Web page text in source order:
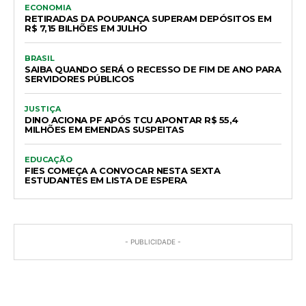
ECONOMIA
RETIRADAS DA POUPANÇA SUPERAM DEPÓSITOS EM
R$ 7,15 BILHÕES EM JULHO
BRASIL
SAIBA QUANDO SERÁ O RECESSO DE FIM DE ANO PARA
SERVIDORES PÚBLICOS
JUSTIÇA
DINO ACIONA PF APÓS TCU APONTAR R$ 55,4
MILHÕES EM EMENDAS SUSPEITAS
EDUCAÇÃO
FIES COMEÇA A CONVOCAR NESTA SEXTA
ESTUDANTES EM LISTA DE ESPERA
- PUBLICIDADE -